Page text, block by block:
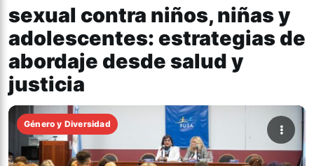
sexual contra niños, niñas y
adolescentes: estrategias de
abordaje desde salud y
justicia
Género y Diversidad